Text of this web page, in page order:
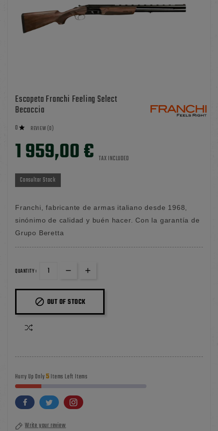
Escopeta Franchi Feeling Select
Becaccia
0  REVIEW (0)
1 959,00 € TAX INCLUDED
Consultar Stock
Franchi, fabricante de armas italiano desde 1968,
sinónimo de calidad y buén hacer. Con la garantía de
Grupo Beretta
QUANTITY :
 OUT OF STOCK
Hurry Up Only5 Items Left Items
Write your review